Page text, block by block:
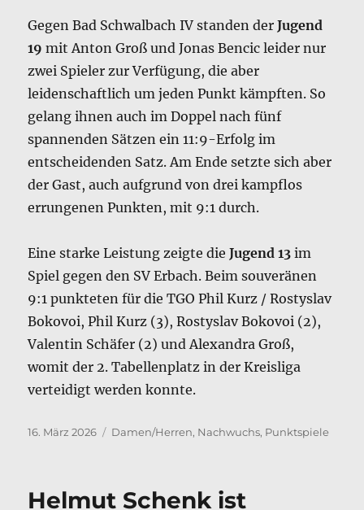
Gegen Bad Schwalbach IV standen derJugend
19 mit Anton Groß und Jonas Bencic leider nur
zwei Spieler zur Verfügung, die aber
leidenschaftlich um jeden Punkt kämpften. So
gelang ihnen auch im Doppel nach fünf
spannenden Sätzen ein 11:9-Erfolg im
entscheidenden Satz. Am Ende setzte sich aber
der Gast, auch aufgrund von drei kampflos
errungenen Punkten, mit 9:1 durch.
Eine starke Leistung zeigte dieJugend 13 im
Spiel gegen den SV Erbach. Beim souveränen
9:1 punkteten für die TGO Phil Kurz / Rostyslav
Bokovoi, Phil Kurz (3), Rostyslav Bokovoi (2),
Valentin Schäfer (2) und Alexandra Groß,
womit der 2. Tabellenplatz in der Kreisliga
verteidigt werden konnte.
Veröffentlicht
16. März 2026 Kategorien
Damen/Herren, Nachwuchs, Punktspiele
Helmut Schenk ist